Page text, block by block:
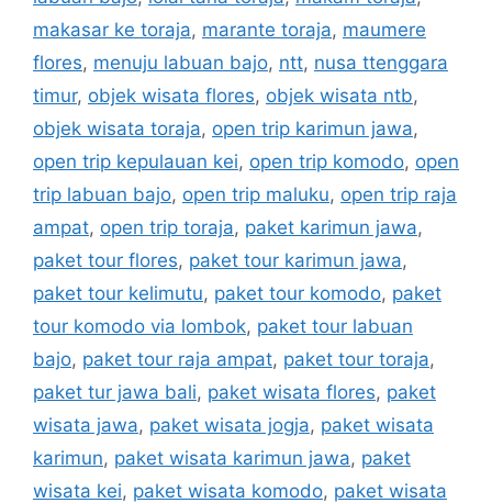
makasar ke toraja, marante toraja, maumere
flores, menuju labuan bajo, ntt, nusa ttenggara
timur, objek wisata flores, objek wisata ntb,
objek wisata toraja, open trip karimun jawa,
open trip kepulauan kei, open trip komodo, open
trip labuan bajo, open trip maluku, open trip raja
ampat, open trip toraja, paket karimun jawa,
paket tour flores, paket tour karimun jawa,
paket tour kelimutu, paket tour komodo, paket
tour komodo via lombok, paket tour labuan
bajo, paket tour raja ampat, paket tour toraja,
paket tur jawa bali, paket wisata flores, paket
wisata jawa, paket wisata jogja, paket wisata
karimun, paket wisata karimun jawa, paket
wisata kei, paket wisata komodo, paket wisata